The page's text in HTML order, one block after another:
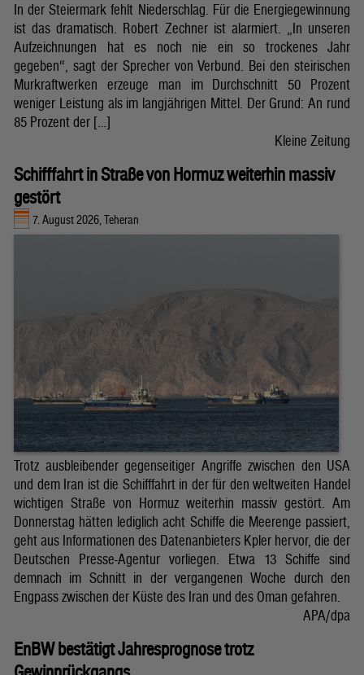
In der Steiermark fehlt Niederschlag. Für die Energiegewinnung
ist das dramatisch. Robert Zechner ist alarmiert. „In unseren
Aufzeichnungen hat es noch nie ein so trockenes Jahr
gegeben“, sagt der Sprecher von Verbund. Bei den steirischen
Murkraftwerken erzeuge man im Durchschnitt 50 Prozent
weniger Leistung als im langjährigen Mittel. Der Grund: An rund
85 Prozent der […]
Kleine Zeitung
Schifffahrt in Straße von Hormuz weiterhin massiv
gestört
7. August 2026, Teheran
Trotz ausbleibender gegenseitiger Angriffe zwischen den USA
und dem Iran ist die Schifffahrt in der für den weltweiten Handel
wichtigen Straße von Hormuz weiterhin massiv gestört. Am
Donnerstag hätten lediglich acht Schiffe die Meerenge passiert,
geht aus Informationen des Datenanbieters Kpler hervor, die der
Deutschen Presse-Agentur vorliegen. Etwa 13 Schiffe sind
demnach im Schnitt in der vergangenen Woche durch den
Engpass zwischen der Küste des Iran und des Oman gefahren.
APA/dpa
EnBW bestätigt Jahresprognose trotz